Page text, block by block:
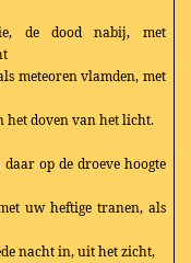
de dood nabij, met
meteoren vlamden, met
het doven van het licht.
op de droeve hoogte
uw heftige tranen, als
nacht in, uit het zicht,